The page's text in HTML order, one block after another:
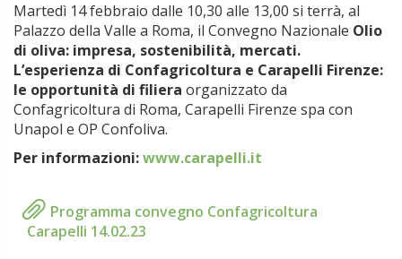
Martedì 14 febbraio dalle 10,30 alle 13,00 si terrà, al
Palazzo della Valle a Roma, il Convegno Nazionale Olio
di oliva: impresa, sostenibilità, mercati.
L’esperienza di Confagricoltura e Carapelli Firenze:
le opportunità di filiera organizzato da
Confagricoltura di Roma, Carapelli Firenze spa con
Unapol e OP Confoliva.
Per informazioni:www.carapelli.it
Programma convegno Confagricoltura
Carapelli 14.02.23